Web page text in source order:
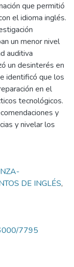
que permitió
el idioma inglés.
un menor nivel
auditiva
un desinterés en
identificó que los
en el
tecnológicos.
y
y nivelar los
DE INGLÉS,
7795